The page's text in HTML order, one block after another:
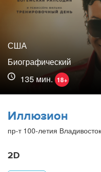
США
Биографический
135 мин. 18+
Иллюзион
пр-т 100-летия
2D